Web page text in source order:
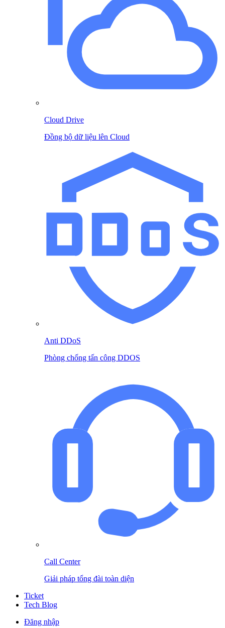
Cloud Drive
Đồng bộ dữ liệu lên Cloud
Anti DDoS
Phòng chống tấn công DDOS
Call Center
Giải pháp tổng đài toàn diện
Ticket
Tech Blog
Đăng nhập